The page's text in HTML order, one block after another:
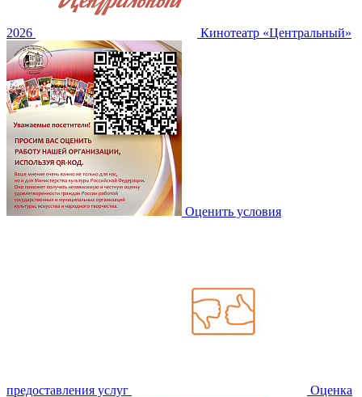
2026 Кинотеатр «Центральный»
Оценить условия
предоставления услуг Оценка